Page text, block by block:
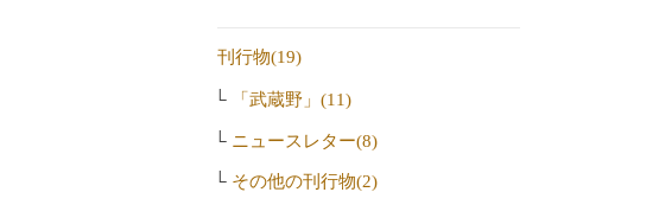
刊行物(19)
「武蔵野」(11)
ニュースレター(8)
その他の刊行物(2)